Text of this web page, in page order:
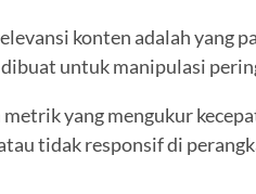
konten adalah yang
untuk manipulasi
yang mengukur
tidak responsif di